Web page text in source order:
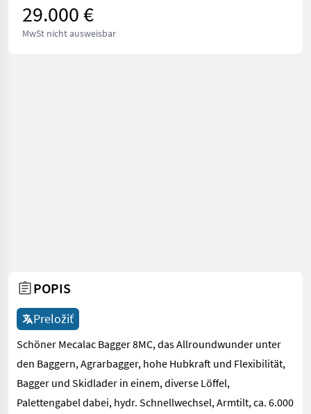
29.000 €
MwSt nicht ausweisbar
POPIS
Preložiť
Schöner Mecalac Bagger 8MC, das Allroundwunder unter
den Baggern, Agrarbagger, hohe Hubkraft und Flexibilität,
Bagger und Skidlader in einem, diverse Löffel,
Palettengabel dabei, hydr. Schnellwechsel, Armtilt, ca. 6.000